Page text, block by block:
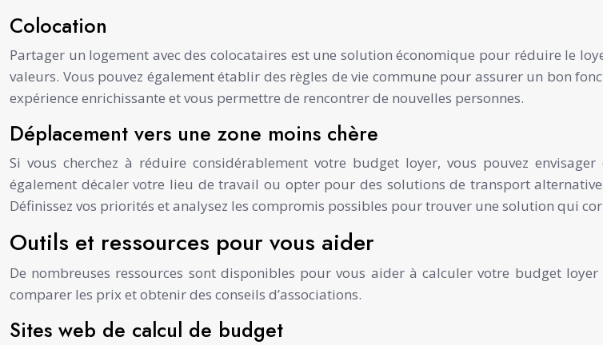
Colocation
Partager un logement avec des colocataires est une solution économique pour réduire le
valeurs. Vous pouvez également établir des règles de vie commune pour assurer un bon
expérience enrichissante et vous permettre de rencontrer de nouvelles personnes.
Déplacement vers une zone moins chère
Si vous cherchez à réduire considérablement votre budget loyer, vous pouvez
également décaler votre lieu de travail ou opter pour des solutions de transport
Définissez vos priorités et analysez les compromis possibles pour trouver une solution qui
Outils et ressources pour vous aider
De nombreuses ressources sont disponibles pour vous aider à calculer votre budget
comparer les prix et obtenir des conseils d’associations.
Sites web de calcul de budget